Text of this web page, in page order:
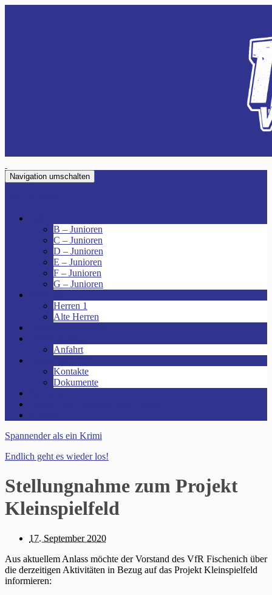
Navigation umschalten
B – Junioren
C – Junioren
D – Junioren
E – Junioren
F – Junioren
G – Junioren
Herren 1
Alte Herren
Anfahrt
Kontakte
Dokumente
Spannender als ein Krimi
Endlich geht es wieder los!
Stellungnahme zum Projekt
Kleinspielfeld
17. September 2020
Aus aktuellem Anlass möchte der Vorstand des VfR Fischenich über
die derzeitigen Aktivitäten in Bezug auf das Projekt Kleinspielfeld
informieren: